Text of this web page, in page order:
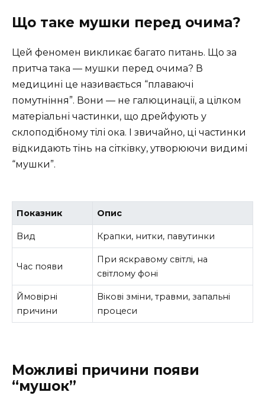
Що таке мушки перед очима?
Цей феномен викликає багато питань. Що за
притча така — мушки перед очима? В
медицині це називається “плаваючі
помутніння”. Вони — не галюцинації, а цілком
матеріальні частинки, що дрейфують у
склоподібному тілі ока. І звичайно, ці частинки
відкидають тінь на сітківку, утворюючи видимі
“мушки”.
Показник Опис
Вид Крапки, нитки, павутинки
Час появи
При яскравому світлі, на
світлому фоні
Ймовірні
причини
Вікові зміни, травми, запальні
процеси
Можливі причини появи
“мушок”